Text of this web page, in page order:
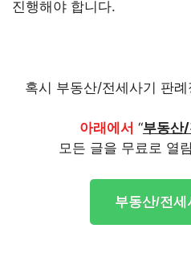
진행해야 합니다.
혹시 부동산/전세사기 판
아래에서 “부동산/
모든 글을 무료로 열
부동산/전세